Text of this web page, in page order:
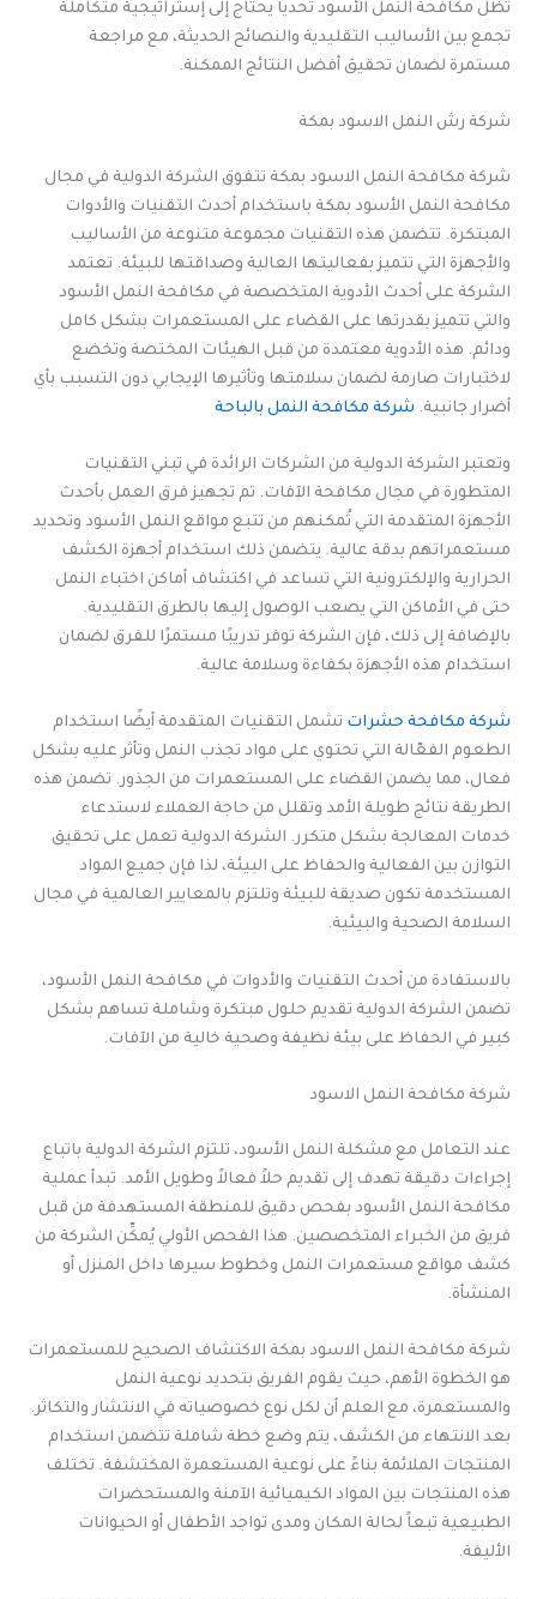
تظل مكافحة النمل الأسود تحدياً يحتاج إلى إستراتيجية متكاملة
تجمع بين الأساليب التقليدية والنصائح الحديثة، مع مراجعة
مستمرة لضمان تحقيق أفضل النتائج الممكنة.
شركة رش النمل الاسود بمكة
شركة مكافحة النمل الاسود بمكة تتفوق الشركة الدولية في مجال
مكافحة النمل الأسود بمكة باستخدام أحدث التقنيات والأدوات
المبتكرة. تتضمن هذه التقنيات مجموعة متنوعة من الأساليب
والأجهزة التي تتميز بفعاليتها العالية وصداقتها للبيئة. تعتمد
الشركة على أحدث الأدوية المتخصصة في مكافحة النمل الأسود
والتي تتميز بقدرتها على القضاء على المستعمرات بشكل كامل
ودائم. هذه الأدوية معتمدة من قبل الهيئات المختصة وتخضع
لاختبارات صارمة لضمان سلامتها وتأثيرها الإيجابي دون التسبب بأي
أضرار جانبية. شركة مكافحة النمل بالباحة
وتعتبر الشركة الدولية من الشركات الرائدة في تبني التقنيات
المتطورة في مجال مكافحة الآفات. تم تجهيز فرق العمل بأحدث
الأجهزة المتقدمة التي تُمكنهم من تتبع مواقع النمل الأسود وتحديد
مستعمراتهم بدقة عالية. يتضمن ذلك استخدام أجهزة الكشف
الحرارية والإلكترونية التي تساعد في اكتشاف أماكن اختباء النمل
حتى في الأماكن التي يصعب الوصول إليها بالطرق التقليدية.
بالإضافة إلى ذلك، فإن الشركة توفر تدريبًا مستمرًا للفرق لضمان
استخدام هذه الأجهزة بكفاءة وسلامة عالية.
شركة مكافحة حشرات تشمل التقنيات المتقدمة أيضًا استخدام
الطعوم الفعّالة التي تحتوي على مواد تجذب النمل وتأثر عليه بشكل
فعال، مما يضمن القضاء على المستعمرات من الجذور. تضمن هذه
الطريقة نتائج طويلة الأمد وتقلل من حاجة العملاء لاستدعاء
خدمات المعالجة بشكل متكرر. الشركة الدولية تعمل على تحقيق
التوازن بين الفعالية والحفاظ على البيئة، لذا فإن جميع المواد
المستخدمة تكون صديقة للبيئة وتلتزم بالمعايير العالمية في مجال
السلامة الصحية والبيئية.
بالاستفادة من أحدث التقنيات والأدوات في مكافحة النمل الأسود،
تضمن الشركة الدولية تقديم حلول مبتكرة وشاملة تساهم بشكل
كبير في الحفاظ على بيئة نظيفة وصحية خالية من الآفات.
شركة مكافحة النمل الاسود
عند التعامل مع مشكلة النمل الأسود، تلتزم الشركة الدولية باتباع
إجراءات دقيقة تهدف إلى تقديم حلاً فعالاً وطويل الأمد. تبدأ عملية
مكافحة النمل الأسود بفحص دقيق للمنطقة المستهدفة من قبل
فريق من الخبراء المتخصصين. هذا الفحص الأولي يُمكِّن الشركة من
كشف مواقع مستعمرات النمل وخطوط سيرها داخل المنزل أو
المنشأة.
شركة مكافحة النمل الاسود بمكة الاكتشاف الصحيح للمستعمرات
هو الخطوة الأهم، حيث يقوم الفريق بتحديد نوعية النمل
والمستعمرة، مع العلم أن لكل نوع خصوصياته في الانتشار والتكاثر.
بعد الانتهاء من الكشف، يتم وضع خطة شاملة تتضمن استخدام
المنتجات الملائمة بناءً على نوعية المستعمرة المكتشفة. تختلف
هذه المنتجات بين المواد الكيميائية الآمنة والمستحضرات
الطبيعية تبعاً لحالة المكان ومدى تواجد الأطفال أو الحيوانات
الأليفة.